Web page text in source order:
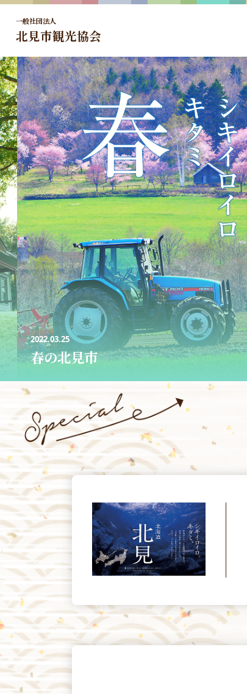
一般社団法人
北見市観光協会
2022.03.25
春の北見市
お知らせ 2022.02.28
ホームページリニューアルのご
案内！